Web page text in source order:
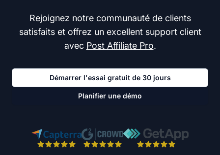
Rejoignez notre communauté de clients
satisfaits et offrez un excellent support client
avec Post Affiliate Pro.
Démarrer l'essai gratuit de 30 jours
Planifier une démo